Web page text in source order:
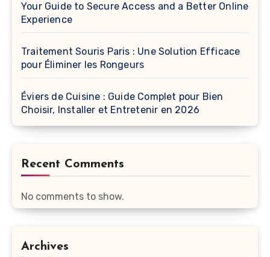
Your Guide to Secure Access and a Better Online
Experience
Traitement Souris Paris : Une Solution Efficace
pour Éliminer les Rongeurs
Éviers de Cuisine : Guide Complet pour Bien
Choisir, Installer et Entretenir en 2026
Recent Comments
No comments to show.
Archives